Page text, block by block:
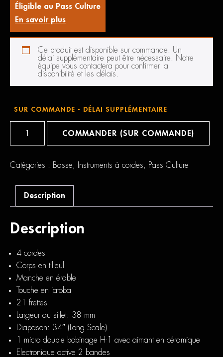
Éligible au Pass Culture
En savoir plus
Ce produit est disponible sur commande. Un
délai supplémentaire peut être nécessaire. Notre
équipe vous contactera pour confirmer la
disponibilité et les délais.
SUR COMMANDE - DÉLAI SUPPLÉMENTAIRE
StingRay
COMMANDER (SUR COMMANDE)
Catégories : Basse Instruments à cordes Pass Culture
Description
Description
4 cordes
Corps en tilleul
Manche en érable
Touche en jatoba
21 frettes
Largeur au sillet: 38 mm
Diapason: 34″ (Long Scale)
1 micro double bobinage H-1 avec aimant en céramique
Electronique active 2 bandes